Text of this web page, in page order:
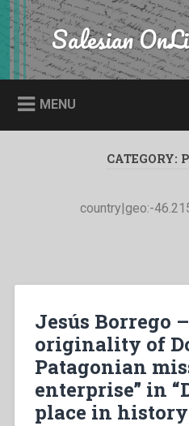
Skip
to
content
Search Salesian
MENU
CATEGORY:
country|geo:-
Jesús Borrego
originality of
Patagonian
enterprise” in
place in